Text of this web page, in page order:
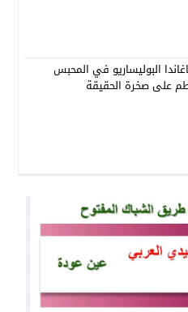
البوليساريو في المحبس
على صخرة الحقيقة